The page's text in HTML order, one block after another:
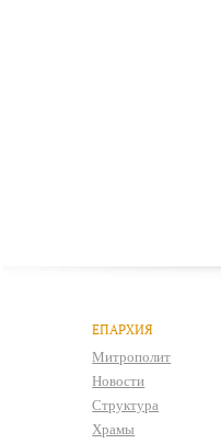
ЕПАРХИЯ
Митрополит
Новости
Структура
Храмы